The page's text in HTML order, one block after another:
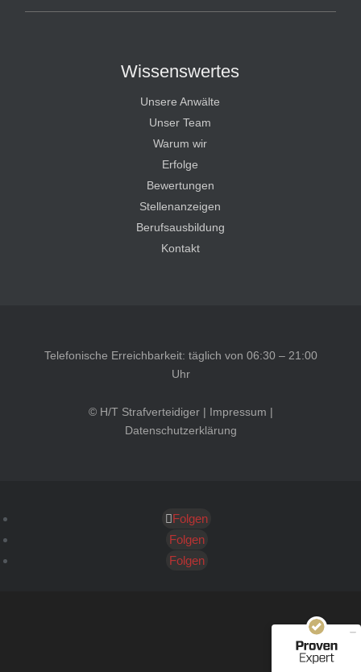
Wissenswertes
Unsere Anwälte
Unser Team
Warum wir
Erfolge
Bewertungen
Stellenanzeigen
Berufsausbildung
Kontakt
Telefonische Erreichbarkeit: täglich von 06:30 – 21:00
Uhr
© H/T Strafverteidiger | Impressum |
Datenschutzerklärung
Folgen
Folgen
Folgen
Kundenbewertungen und Erfahrungen zu
SEHR GUT
40
Bewertungen auf